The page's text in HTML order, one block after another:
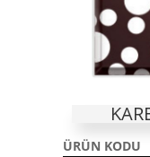
ÜRÜN KODU